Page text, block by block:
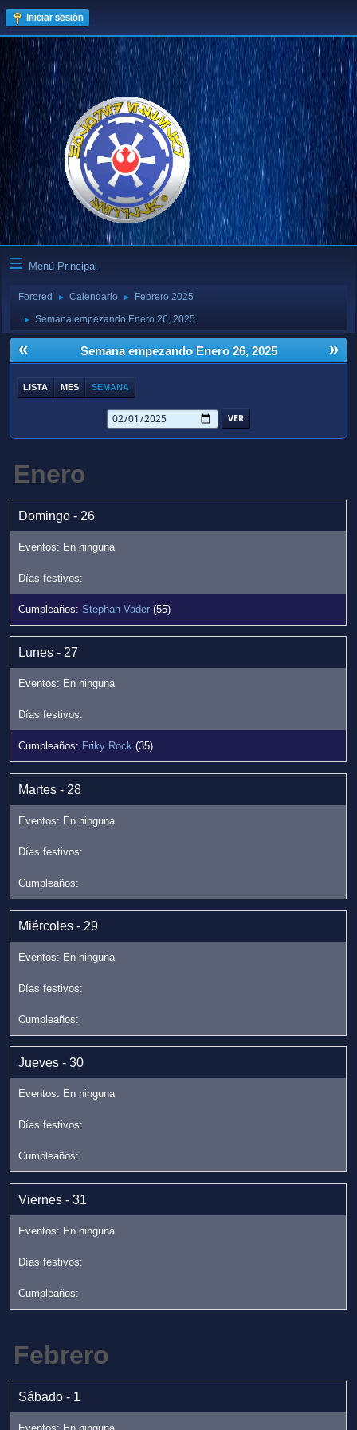
Iniciar sesión
Menú Principal
Forored ► Calendario ► Febrero 2025
► Semana empezando Enero 26, 2025
« »
Semana empezando Enero 26, 2025
LISTA MES SEMANA
Enero
Domingo - 26
Stephan Vader (55)
Lunes - 27
Friky Rock (35)
Martes - 28
Miércoles - 29
Jueves - 30
Viernes - 31
Febrero
Sábado - 1